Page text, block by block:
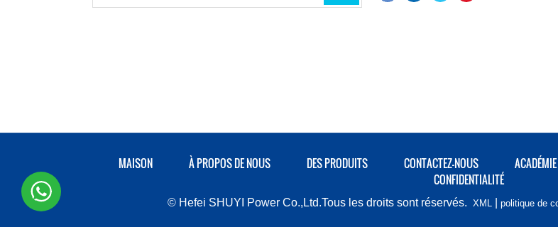
MAISON À PROPOS DE NOUS DES PRODUITS CONTACTEZ-NOUS ACADÉMIE
CONFIDENTIALITÉ
© Hefei SHUYI Power Co.,Ltd.Tous les droits sont réservés. XML politique de